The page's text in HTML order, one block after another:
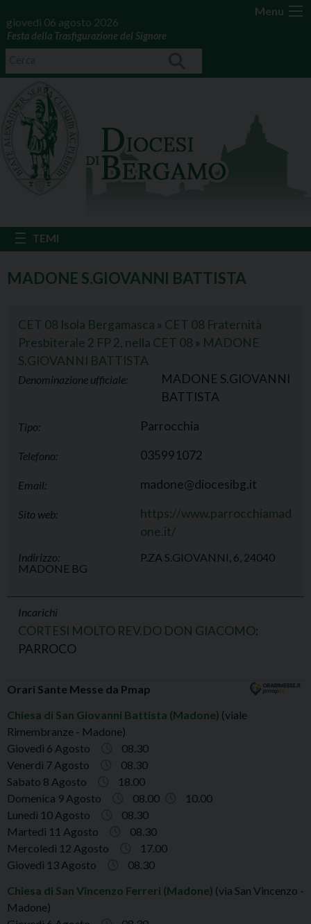
Menu
giovedì 06 agosto 2026
Festa della Trasfigurazione del Signore
MADONE S.GIOVANNI BATTISTA
CET 08 Isola Bergamasca » CET 08 Fraternità
Presbiterale 2 FP 2, nella CET 08 » MADONE
S.GIOVANNI BATTISTA
Denominazione ufficiale:
MADONE S.GIOVANNI
BATTISTA
Tipo: Parrocchia
Telefono: 035991072
Email: madone@diocesibg.it
Sito web:
https://www.parrocchiamad
one.it/
Indirizzo:
P.ZA S.GIOVANNI, 6, 24040
MADONE BG
Incarichi
CORTESI MOLTO REV.DO DON GIACOMO:
PARROCO
Orari Sante Messe da Pmap
Chiesa di San Giovanni Battista (Madone) (viale
Rimembranze - Madone)
Giovedì 6 Agosto
08.30
Venerdì 7 Agosto
08.30
Sabato 8 Agosto
18.00
Domenica 9 Agosto
08.00
10.00
Lunedì 10 Agosto
08.30
Martedì 11 Agosto
08.30
Mercoledì 12 Agosto
17.00
Giovedì 13 Agosto
08.30
Chiesa di San Vincenzo Ferreri (Madone) (via San Vincenzo -
Madone)